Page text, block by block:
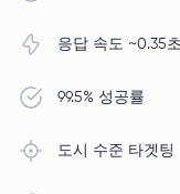
응답 속도 ~0.35초
99.5% 성공률
도시 수준 타겟팅